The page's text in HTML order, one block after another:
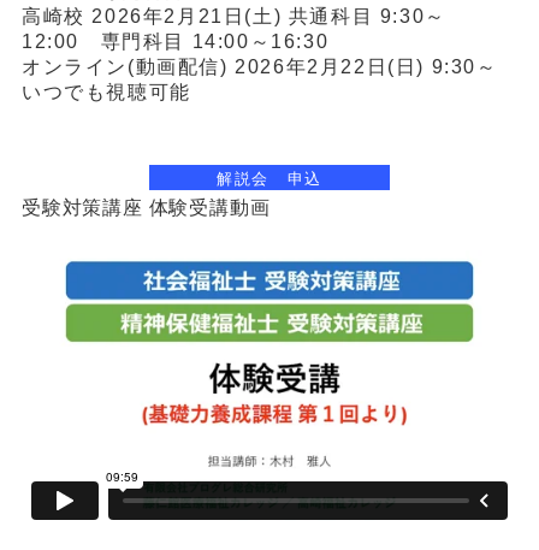
高崎校 2026年2月21日(土) 共通科目 9:30～
12:00 専門科目 14:00～16:30
オンライン(動画配信) 2026年2月22日(日) 9:30～
いつでも視聴可能
解説会 申込
受験対策講座 体験受講動画